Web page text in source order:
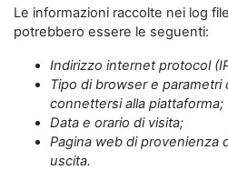
Le informazioni raccolte nei log
potrebbero essere le seguenti:
Indirizzo internet protocol
Tipo di browser e
connettersi alla piattaforma;
Data e orario di visita;
Pagina web di provenienza
uscita.